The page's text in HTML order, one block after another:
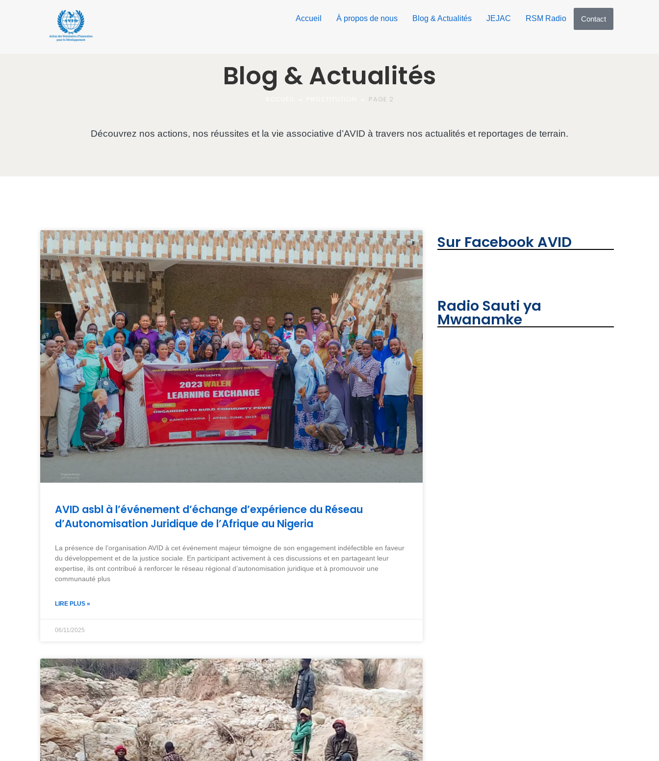
Accueil À propos de nous​ Blog & Actualités JEJAC RSM Radio Contact
Blog & Actualités
PAGE 2
Découvrez nos actions, nos réussites et la vie associative d’AVID à travers nos actualités et reportages de terrain.
AVID asbl à l’événement d’échange d’expérience du Réseau
d’Autonomisation Juridique de l’Afrique au Nigeria
La présence de l’organisation AVID à cet événement majeur témoigne de son engagement indéfectible en faveur
du développement et de la justice sociale. En participant activement à ces discussions et en partageant leur
expertise, ils ont contribué à renforcer le réseau régional d’autonomisation juridique et à promouvoir une
communauté plus
LIRE PLUS »
06/11/2025
Sur Facebook AVID
Radio Sauti ya
Mwanamke